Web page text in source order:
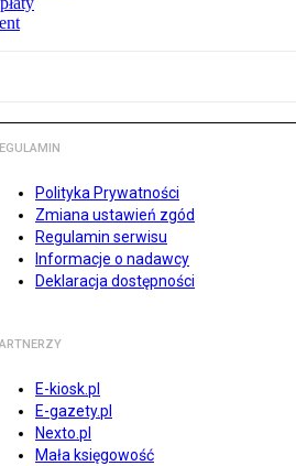
Polityka Prywatności
Zmiana ustawień zgód
Regulamin serwisu
Informacje o nadawcy
Deklaracja dostępności
E-kiosk.pl
E-gazety.pl
Nexto.pl
Mała księgowość